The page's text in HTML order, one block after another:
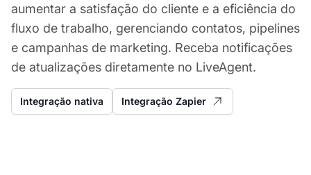
aumentar a satisfação do cliente e a eficiência do
fluxo de trabalho, gerenciando contatos, pipelines
e campanhas de marketing. Receba notificações
de atualizações diretamente no LiveAgent.
Integração nativa Integração Zapier